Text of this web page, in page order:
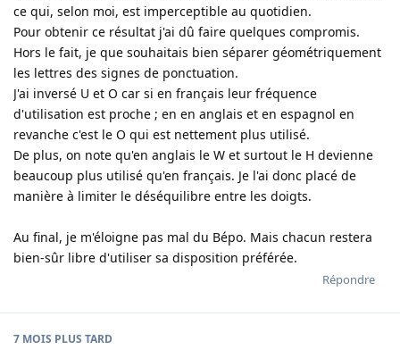
ce qui, selon moi, est imperceptible au quotidien.
Pour obtenir ce résultat j'ai dû faire quelques compromis.
Hors le fait, je que souhaitais bien séparer géométriquement
les lettres des signes de ponctuation.
J'ai inversé U et O car si en français leur fréquence
d'utilisation est proche ; en en anglais et en espagnol en
revanche c'est le O qui est nettement plus utilisé.
De plus, on note qu'en anglais le W et surtout le H devienne
beaucoup plus utilisé qu'en français. Je l'ai donc placé de
manière à limiter le déséquilibre entre les doigts.
Au final, je m'éloigne pas mal du Bépo. Mais chacun restera
bien-sûr libre d'utiliser sa disposition préférée.
Répondre
7 MOIS PLUS TARD